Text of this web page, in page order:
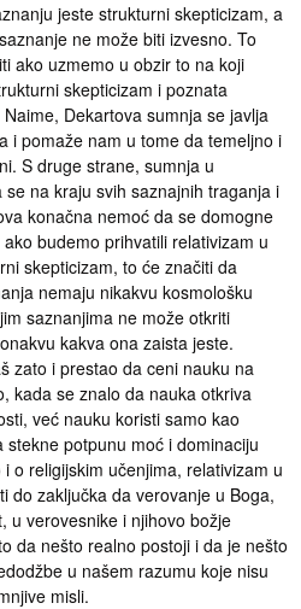
jeste strukturni skepticizam, a
ne može biti izvesno. To
ako uzmemo u obzir to na koji
skepticizam i poznata
Dekartova sumnja se javlja
i pomaže nam u tome da temeljno i
S druge strane, sumnja u
na kraju svih saznajnih traganja i
konačna nemoć da se domogne
budemo prihvatili relativizam u
skepticizam, to će značiti da
nemaju nikakvu kosmološku
saznanjima ne može otkriti
kakva ona zaista jeste.
zato i prestao da ceni nauku na
kada se znalo da nauka otkriva
već nauku koristi samo kao
potpunu moć i dominaciju
o religijskim učenjima, relativizam u
do zaključka da verovanje u Boga,
u verovesnike i njihovo božje
da nešto realno postoji i da je nešto
u našem razumu koje nisu
misli.